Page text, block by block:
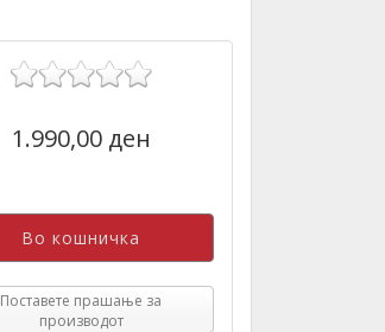
1.990,00 ден
Поставете прашање за
производот